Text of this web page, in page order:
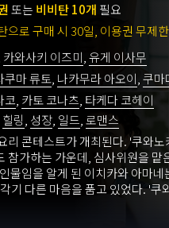
또는 비비탄 10개 필요
으로 구매 시 30일, 이용권 무제한
카와사키 이즈미 유게 이사무
쿠마 류토 나카무라 아오이 쿠마
코 카토 코나츠 타케다 코헤이
힐링 성장 일드 로맨스
리 콘테스트가 개최된다. '쿠와노
참가하는 가운데, 심사위원을 맡
물임을 알게 된 이치카와 아마네
기 다른 마음을 품고 있었다. '쿠
키고 싶은 이치카와 '쿠와노키'를